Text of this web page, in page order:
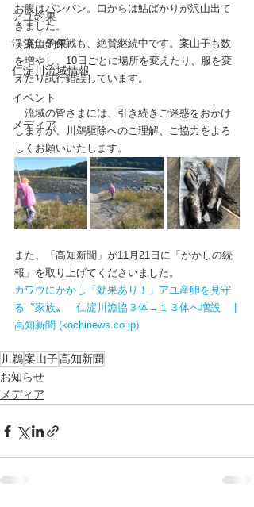
アユ釣果
渓流魚釣果
仁淀川流域情報
イベント
メディア
お腹はパンパン。口からは鮎ばかりが沢山出て
きました。
案山子作戦も、絶賛継続中です。案山子も数
を増やし、10日ごとに場所を変えたり、服を変
えたり試行錯誤しています。
流域の皆さまには、引き続きご迷惑をおかけ
しますが、川鵜駆除へのご理解、ご協力をよろ
しくお願いいたします。
また、「高知新聞」が11月21日に「かかしの続
報」を取り上げてくださいました。
カワウにかかし「効果あり！」アユ産卵を見守
る〝家族〟　仁淀川漁協３体→１３体へ増設　 |
高知新聞 (kochinews.co.jp)
川鵜案山子高知新聞
お知らせ
メディア